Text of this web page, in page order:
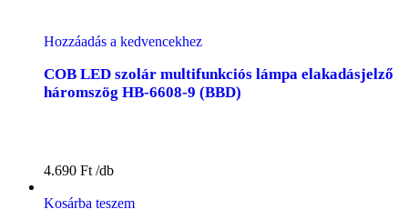
Hozzáadás a kedvencekhez
COB LED szolár multifunkciós lámpa elakadásjelző
háromszög HB-6608-9 (BBD)
4.690 Ft
Kosárba teszem